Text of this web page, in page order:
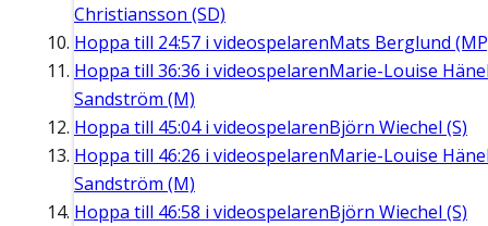
Christiansson (SD)
Hoppa till 24:57 i videospelarenMats Berglund
Hoppa till 36:36 i videospelarenMarie-Louise
Sandström (M)
Hoppa till 45:04i videospelarenBjörn Wiechel (S)
Hoppa till 46:26 i videospelarenMarie-Louise
Sandström (M)
Hoppa till 46:58 i videospelarenBjörn Wiechel (S)